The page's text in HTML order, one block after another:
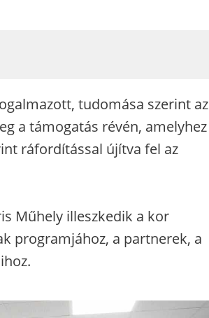
tudomása szerint az
a támogatás révén, amelyhez
ráfordítással újítva fel az
Műhely illeszkedik a kor
programjához, a partnerek, a